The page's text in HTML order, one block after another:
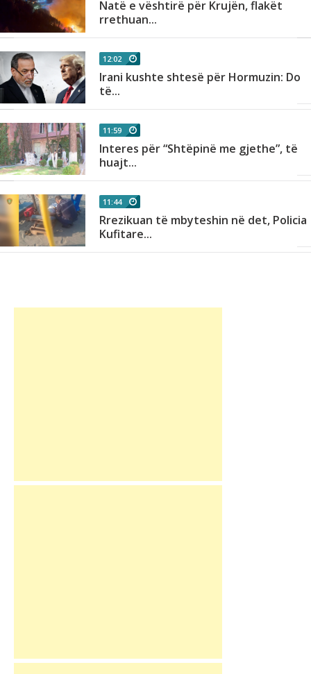
Natë e vështirë për Krujën, flakët
rrethuan...
12:02
Irani kushte shtesë për Hormuzin: Do
të...
11:59
Interes për “Shtëpinë me gjethe”, të
huajt...
11:44
Rrezikuan të mbyteshin në det, Policia
Kufitare...